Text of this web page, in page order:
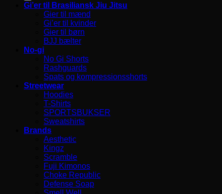
Gi’er til Brasiliansk Jiu Jitsu
Gier til mænd
Gi’er til kvinder
Gier til børn
BJJ bælter
No-gi
No Gi Shorts
Rashguards
Spats og kompressionsshorts
Streetwear
Hoodies
T-Shirts
SPORTSBUKSER
Sweatshirts
Brands
Aesthetic
Kingz
Scramble
Fuji Kimonos
Choke Republic
Defense Soap